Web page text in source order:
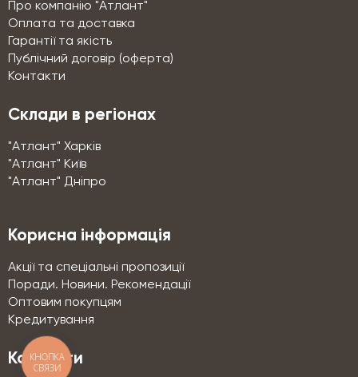
Про компанію "Атлант"
Оплата та доставка
Гарантії та якість
Публічний договір (оферта)
Контакти
Склади в регіонах
"Атлант" Харків
"Атлант" Київ
"Атлант" Дніпро
Корисна інформація
Акції та спеціальні пропозиції
Поради. Новини. Рекомендації
Оптовим покупцям
Кредитування
Контакти
КНОПКА
СВЯЗИ